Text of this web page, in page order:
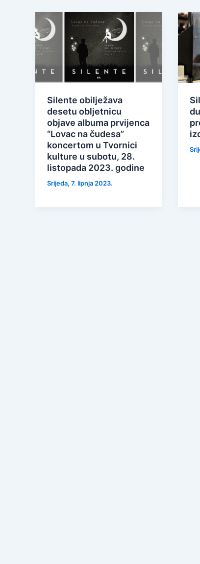
Silente obilježava
desetu obljetnicu
objave albuma prvijenca
“Lovac na čudesa”
koncertom u Tvornici
kulture u subotu, 28.
listopada 2023. godine
Srijeda, 7. lipnja 2023.